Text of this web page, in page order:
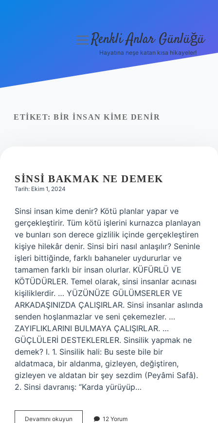
Yasal Uyarı
menüyüRenkli Anlar Günlüğü
Hayatına neşe katan kısa hikayeler!
ETIKET: BIR INSAN KIME DENIR
SINSI BAKMAK NE DEMEK
Tarih: Ekim 1, 2024
Sinsi insan kime denir? Kötü planlar yapar ve
gerçekleştirir. Tüm kötü işlerini kurnazca planlayan
ve bunları son derece gizlilik içinde gerçekleştiren
kişiye hilekâr denir. Sinsi biri nasıl anlaşılır? Seninle
işleri bittiğinde, farklı bahaneler uydururlar ve
tamamen farklı bir insan olurlar. KÜFÜRLÜ VE
KÖTÜDÜRLER. Temel olarak, sinsi insanlar acınası
kişiliklerdir. … YÜZÜNÜZE GÜLÜMSERLER VE
ARKADAŞINIZDA ÇALIŞIRLAR. Sinsi insanlar aslında
senden hoşlanmazlar ve seni çekemezler. …
ZAYIFLIKLARINI BULMAYA ÇALIŞIRLAR. …
GÜÇLÜLERİ DESTEKLERLER. Sinsilik yapmak ne
demek? I. 1. Sinsilik hali: Bu seste bile bir
aldatmaca, bir aldanma, gizleyen, değiştiren,
gizleyen ve aldatan bir şey sezdim (Peyâmi Safâ).
2. Sinsi davranış: “Karda yürüyüp…
Devamını okuyun 12 Yorum